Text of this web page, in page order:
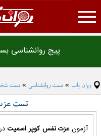
مقاله روانشناسی
فرهنگ لغت روانشناسی
دانلود فایل های روانشناسی
پیج روانشناسی
روان یاب » تست روانشناسی » تست
تست
آزمونعزت نفس کوپر اسمیت